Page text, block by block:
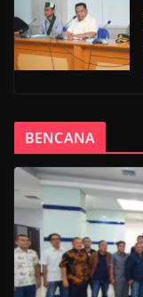
BENCANA